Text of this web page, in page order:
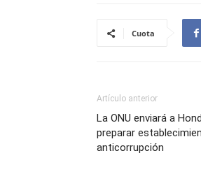
Cuota
Artículo anterior
La ONU enviará a
preparar
anticorrupción